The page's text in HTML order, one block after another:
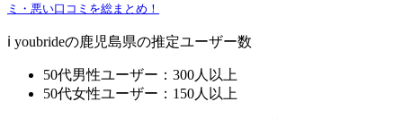
ミ・悪い口コミを総まとめ！
ℹ️ youbrideの鹿児島県の推定ユーザー数
50代男性ユーザー：300人以上
50代女性ユーザー：150人以上